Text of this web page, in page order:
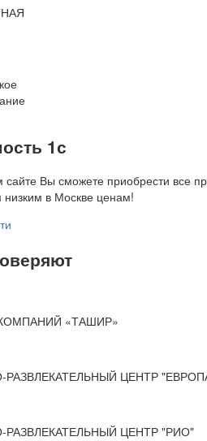
1с
Вы сможете приобрести все
в Москве ценам!
«ТАШИР»
РАЗВЛЕКАТЕЛЬНЫЙ ЦЕНТР
РАЗВЛЕКАТЕЛЬНЫЙ ЦЕНТР "РИО"